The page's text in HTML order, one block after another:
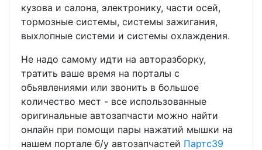
кузова и салона, электронику, части осей,
тормозные системы, системы зажигания,
выхлопные системи и системы охлаждения.
Не надо самому идти на авторазборку,
тратить ваше время на порталы с
обьявлениями или звонить в большое
количество мест - все использованные
оригинальные автозапчасти можно найти
онлайн при помощи пары нажатий мышки на
нашем портале б/у автозапчастей Партс39